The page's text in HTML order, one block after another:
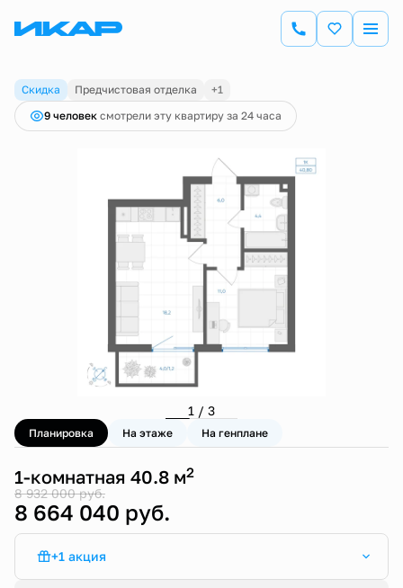
1-комнатная40.8 м
8 932 000 руб.
8 664 040 руб.
Ипотекаот 30 287 руб.
Скидка Предчистовая отделка
+1
9 человек смотрели эту квартиру за 24 часа
1 / 3
Планировка На этаже На генплане
1-комнатная 40.8 м2
8 932 000 руб.
8 664 040 руб.
+1 акция